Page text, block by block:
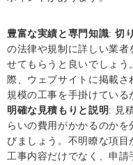
豊富な実績と専門知識:切
の法律や規制に詳しい業
せてもらうと良いでしょ
際、ウェブサイトに掲載
規模の工事を手掛けている
明確な見積もりと説明: 見
らいの費用がかかるのか
びましょう。不明瞭な項目
工事内容だけでなく、申